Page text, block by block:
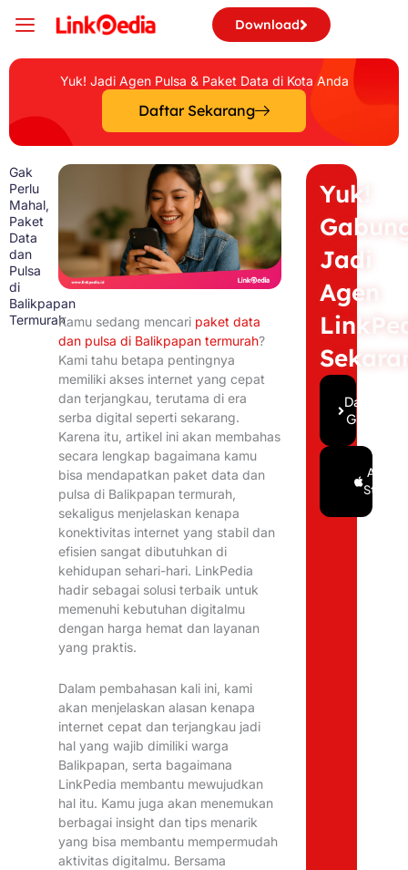
Download
Yuk! Jadi Agen Pulsa & Paket Data di Kota Anda
Daftar Sekarang
Gak
Perlu
Mahal,
Paket
Data
dan
Pulsa
di
Balikpapan
TermurahKamu sedang mencari paket data
dan pulsa di Balikpapan termurah?
Kami tahu betapa pentingnya
memiliki akses internet yang cepat
dan terjangkau, terutama di era
serba digital seperti sekarang.
Karena itu, artikel ini akan membahas
secara lengkap bagaimana kamu
bisa mendapatkan paket data dan
pulsa di Balikpapan termurah,
sekaligus menjelaskan kenapa
konektivitas internet yang stabil dan
efisien sangat dibutuhkan di
kehidupan sehari-hari. LinkPedia
hadir sebagai solusi terbaik untuk
memenuhi kebutuhan digitalmu
dengan harga hemat dan layanan
yang praktis.
Dalam pembahasan kali ini, kami
akan menjelaskan alasan kenapa
internet cepat dan terjangkau jadi
hal yang wajib dimiliki warga
Balikpapan, serta bagaimana
LinkPedia membantu mewujudkan
hal itu. Kamu juga akan menemukan
berbagai insight dan tips menarik
yang bisa membantu mempermudah
aktivitas digitalmu. Bersama
Yuk!
Jadi
Agen
Daftar
Gratis
Google
Play
App
Store